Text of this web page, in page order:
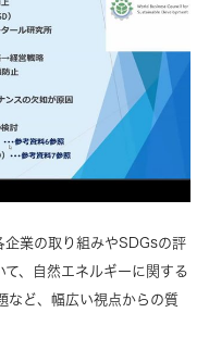
業の取り組みやSDGsの評
、自然エネルギーに関する
など、幅広い視点からの質